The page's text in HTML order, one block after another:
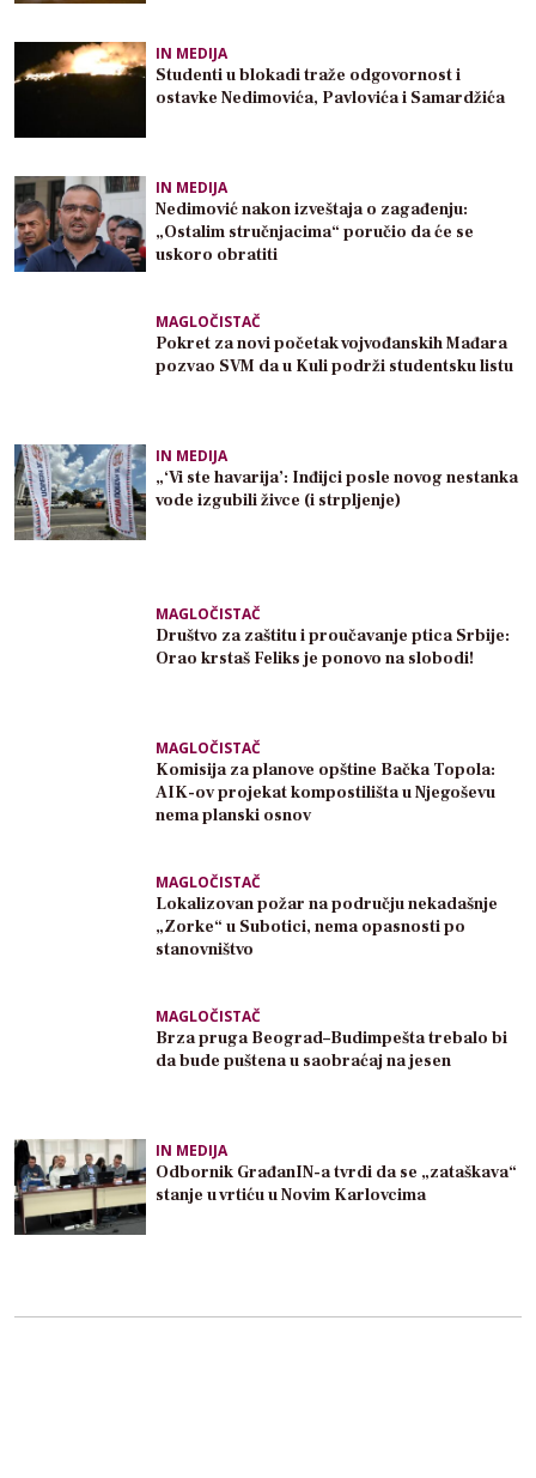
IN MEDIJA
Studenti u blokadi traže odgovornost i
ostavke Nedimovića, Pavlovića i Samardžića
IN MEDIJA
Nedimović nakon izveštaja o zagađenju:
„Ostalim stručnjacima“ poručio da će se
uskoro obratiti
MAGLOČISTAČ
Pokret za novi početak vojvođanskih Mađara
pozvao SVM da u Kuli podrži studentsku listu
IN MEDIJA
„‘Vi ste havarija’: Inđijci posle novog nestanka
vode izgubili živce (i strpljenje)
MAGLOČISTAČ
Društvo za zaštitu i proučavanje ptica Srbije:
Orao krstaš Feliks je ponovo na slobodi!
MAGLOČISTAČ
Komisija za planove opštine Bačka Topola:
AIK-ov projekat kompostilišta u Njegoševu
nema planski osnov
MAGLOČISTAČ
Lokalizovan požar na području nekadašnje
„Zorke“ u Subotici, nema opasnosti po
stanovništvo
MAGLOČISTAČ
Brza pruga Beograd–Budimpešta trebalo bi
da bude puštena u saobraćaj na jesen
IN MEDIJA
Odbornik GrađanIN-a tvrdi da se „zataškava“
stanje u vrtiću u Novim Karlovcima